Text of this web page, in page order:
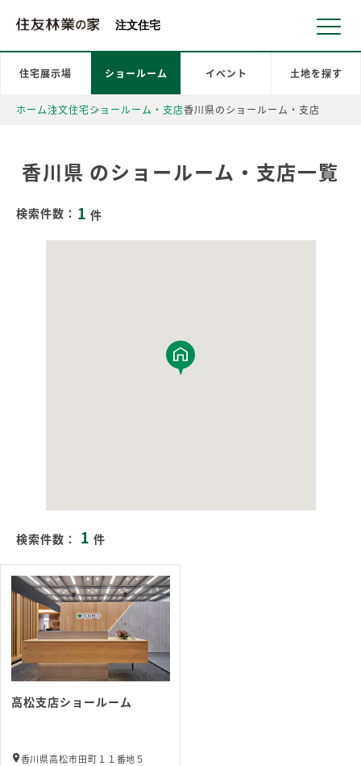
注文住宅
ホーム注文住宅ショールーム・支店香川県のショールーム・支店
住宅展示場 ショールーム イベント 土地を探す
香川県 のショールーム・支店一覧
検索件数： 1 件
検索件数： 1 件
高松支店ショールーム
香川県高松市田町１１番地５